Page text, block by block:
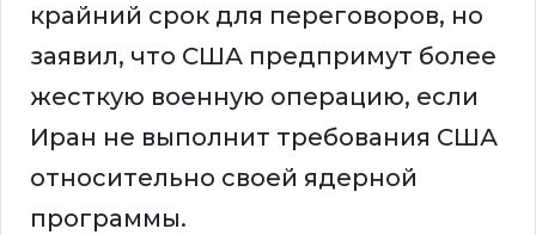
крайний срок для переговоров, но
заявил, что США предпримут более
жесткую военную операцию, если
Иран не выполнит требования США
относительно своей ядерной
программы.